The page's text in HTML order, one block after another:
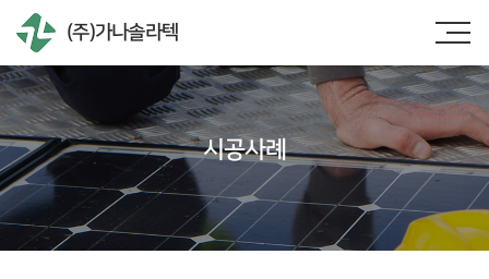
(주)가나솔라텍
시공사례